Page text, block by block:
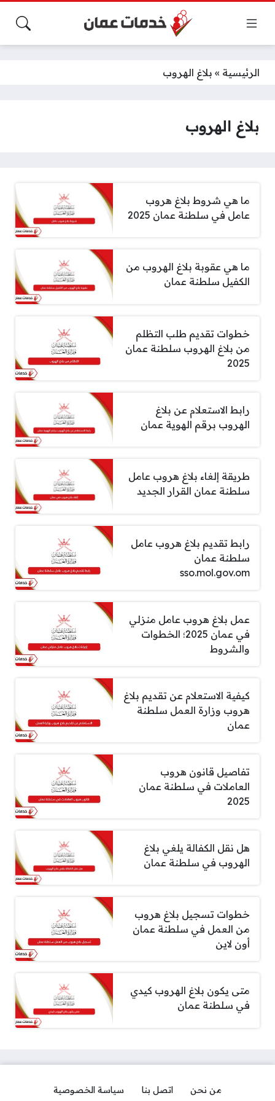
الرئيسية » بلاغ الهروب
بلاغ الهروب
ما هي شروط بلاغ هروب
عامل في سلطنة عمان 2025
ما هي عقوبة بلاغ الهروب من
الكفيل سلطنة عمان
خطوات تقديم طلب التظلم
من بلاغ الهروب سلطنة عمان
2025
رابط الاستعلام عن بلاغ
الهروب برقم الهوية عمان
طريقة إلغاء بلاغ هروب عامل
سلطنة عمان القرار الجديد
رابط تقديم بلاغ هروب عامل
سلطنة عمان
sso.mol.gov.om
عمل بلاغ هروب عامل منزلي
في عمان 2025؛ الخطوات
والشروط
كيفية الاستعلام عن تقديم بلاغ
هروب وزارة العمل سلطنة
عمان
تفاصيل قانون هروب
العاملات في سلطنة عمان
2025
هل نقل الكفالة يلغي بلاغ
الهروب في سلطنة عمان
خطوات تسجيل بلاغ هروب
من العمل في سلطنة عمان
أون لاين
متى يكون بلاغ الهروب كيدي
في سلطنة عمان
من نحن اتصل بنا سياسة الخصوصية